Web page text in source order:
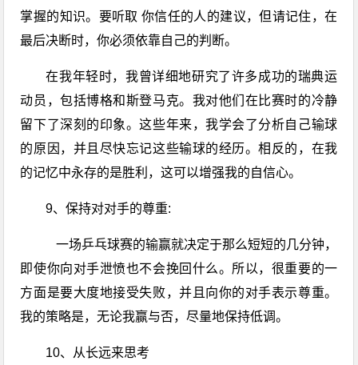
掌握的知识。要听取 你信任的人的建议，但请记住，在
最后决断时，你必须依靠自己的判断。
在我年轻时，我曾详细地研究了许多成功的瑞典运
动员，包括博格和斯登马克。我对他们在比赛时的冷静
留下了深刻的印象。这些年来，我学会了分析自己输球
的原因，并且尽快忘记这些输球的经历。相反的，在我
的记忆中永存的是胜利，这可以增强我的自信心。
9、保持对对手的尊重:
一场乒乓球赛的输赢就决定于那么短短的几分钟，
即使你向对手泄愤也不会挽回什么。所以，很重要的一
方面是要大度地接受失败，并且向你的对手表示尊重。
我的策略是，无论我赢与否，尽量地保持低调。
10、从长远来思考